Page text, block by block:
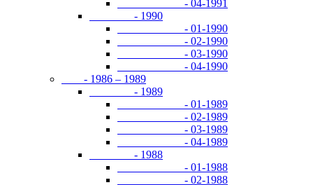
- 04-1991
- 1990
- 01-1990
- 02-1990
- 03-1990
- 04-1990
- 1986 – 1989
- 1989
- 01-1989
- 02-1989
- 03-1989
- 04-1989
- 1988
- 01-1988
- 02-1988